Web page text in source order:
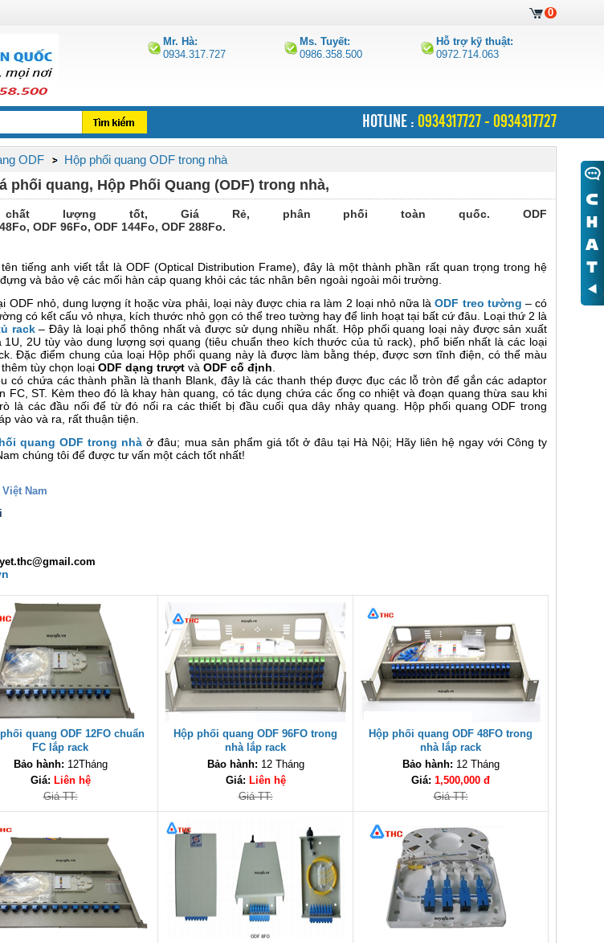
Mr. Hà:
0934.317.727
Ms. Tuyết:
0986.358.500
Hỗ trợ kỹ thuật:
0972.714.063
HOTLINE : 0934317727 - 0934317727
ODF Hộp phối quang ODF trong nhà
phối quang, Hộp Phối Quang (ODF) trong nhà,
lượng tốt, Giá Rẻ, phân phối toàn quốc. ODF
ODF 96Fo, ODF 144Fo, ODF 288Fo.
tiếng anh viết tắt là ODF (Optical Distribution Frame), đây là một thành phần rất quan trọng trong hệ
và bảo vệ các mối hàn cáp quang khỏi các tác nhân bên ngoài ngoài môi trường.
ODF nhỏ, dung lượng ít hoặc vừa phải, loại này được chia ra làm 2 loại nhỏ nữa làODF treo tường – có
có kết cấu vỏ nhựa, kích thước nhỏ gọn có thể treo tường hay để linh hoạt tại bất cứ đâu. Loại thứ 2 là
rack– Đây là loại phổ thông nhất và được sử dụng nhiều nhất. Hộp phối quang loại này được sản xuất
2U tùy vào dung lượng sợi quang (tiêu chuẩn theo kích thước của tủ rack), phổ biến nhất là các loại
Đặc điểm chung của loại Hộp phối quang này là được làm bằng thép, được sơn tĩnh điện, có thể màu
tùy chọn loại ODF dạng trượt và ODF cố định
có chứa các thành phần là thanh Blank, đây là các thanh thép được đục các lỗ tròn để gắn các adaptor
FC, ST. Kèm theo đó là khay hàn quang, có tác dụng chứa các ống co nhiệt và đoạn quang thừa sau khi
là các đầu nối để từ đó nối ra các thiết bị đầu cuối qua dây nhảy quang. Hộp phối quang ODF trong
vào và ra, rất thuận tiện.
quang ODF trong nhà ở đâu; mua sản phẩm giá tốt ở đâu tại Hà Nội; Hãy liên hệ ngay với Công ty
chúng tôi để được tư vấn một cách tốt nhất!
Nam
quang ODF 12FO chuẩn
FC lắp rack
Bảo hành: 12Tháng
Giá: Liên hệ
Giá TT:
Hộp phối quang ODF 96FO trong
nhà lắp rack
Bảo hành: 12 Tháng
Giá: Liên hệ
Giá TT:
Hộp phối quang ODF 48FO trong
nhà lắp rack
Bảo hành: 12 Tháng
Giá: 1,500,000 đ
Giá TT:
0